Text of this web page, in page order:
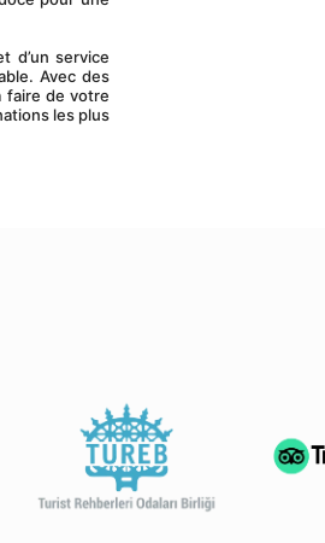
d’un service
Avec des
faire de votre
les plus